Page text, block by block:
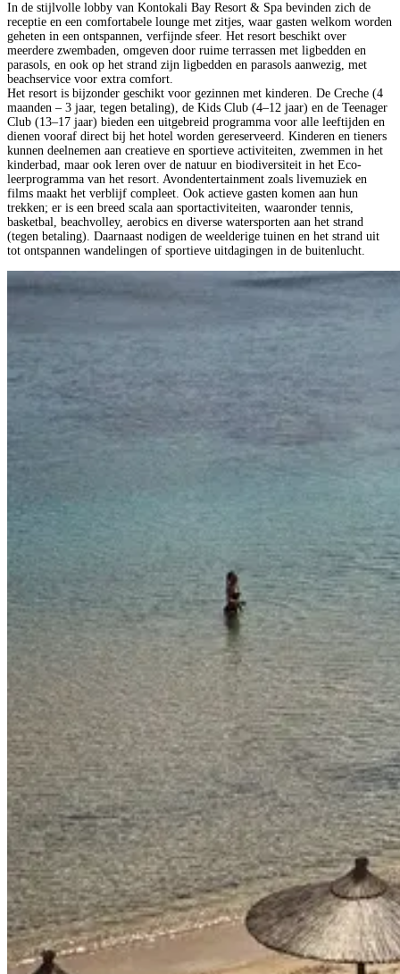
In de stijlvolle lobby van Kontokali Bay Resort & Spa bevinden zich de
receptie en een comfortabele lounge met zitjes, waar gasten welkom worden
geheten in een ontspannen, verfijnde sfeer. Het resort beschikt over
meerdere zwembaden, omgeven door ruime terrassen met ligbedden en
parasols, en ook op het strand zijn ligbedden en parasols aanwezig, met
beachservice voor extra comfort.
Het resort is bijzonder geschikt voor gezinnen met kinderen. De Creche (4
maanden – 3 jaar, tegen betaling), de Kids Club (4–12 jaar) en de Teenager
Club (13–17 jaar) bieden een uitgebreid programma voor alle leeftijden en
dienen vooraf direct bij het hotel worden gereserveerd. Kinderen en tieners
kunnen deelnemen aan creatieve en sportieve activiteiten, zwemmen in het
kinderbad, maar ook leren over de natuur en biodiversiteit in het Eco-
leerprogramma van het resort. Avondentertainment zoals livemuziek en
films maakt het verblijf compleet. Ook actieve gasten komen aan hun
trekken; er is een breed scala aan sportactiviteiten, waaronder tennis,
basketbal, beachvolley, aerobics en diverse watersporten aan het strand
(tegen betaling). Daarnaast nodigen de weelderige tuinen en het strand uit
tot ontspannen wandelingen of sportieve uitdagingen in de buitenlucht.